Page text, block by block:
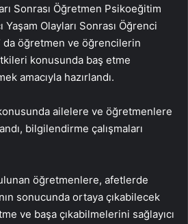
Sonrası Öğretmen Psikoeğitim
Yaşam Olayları Sonrası Öğrenci
da öğretmen ve öğrencilerin
konusunda baş etme
amacıyla hazırlandı.
konusunda ailelere ve öğretmenlere
bilgilendirme çalışmaları
öğretmenlere, afetlerde
sonucunda ortaya çıkabilecek
ve başa çıkabilmelerini sağlayıcı